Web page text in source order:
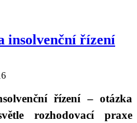
insolvenční řízení
řízení – otázka
rozhodovací praxe